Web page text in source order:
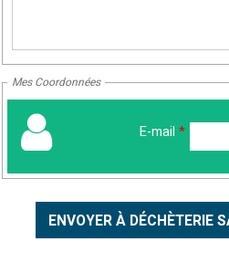
Mes Coordonnées
E-mail *